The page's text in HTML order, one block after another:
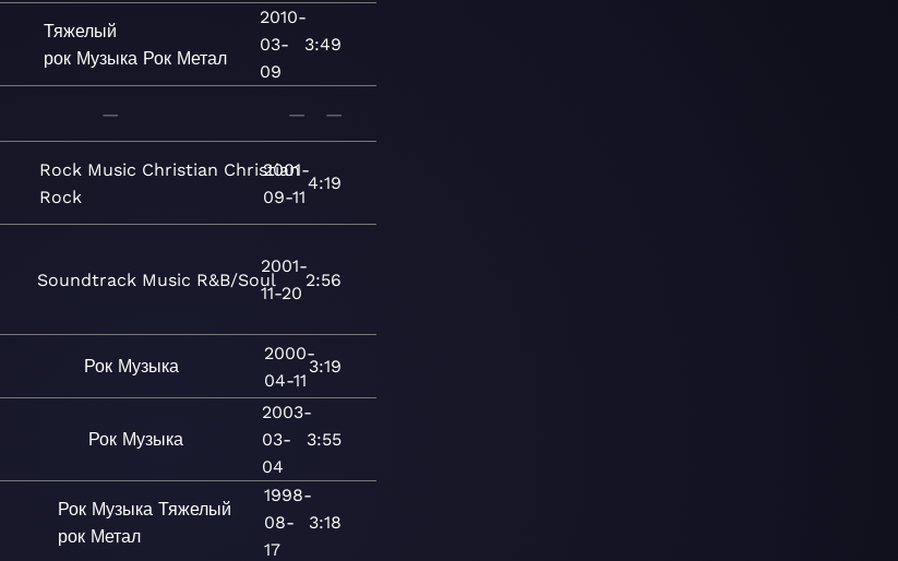
Тяжелый
рок Музыка Рок Метал
2010-
03-
09
3:49
— — —
Rock Music Christian Christian
Rock
2001-
09-11
4:19
Soundtrack Music R&B/Soul
2001-
11-20
2:56
Рок Музыка
2000-
04-11
3:19
Рок Музыка
2003-
03-
04
3:55
Рок Музыка Тяжелый
рок Метал
1998-
08-
17
3:18